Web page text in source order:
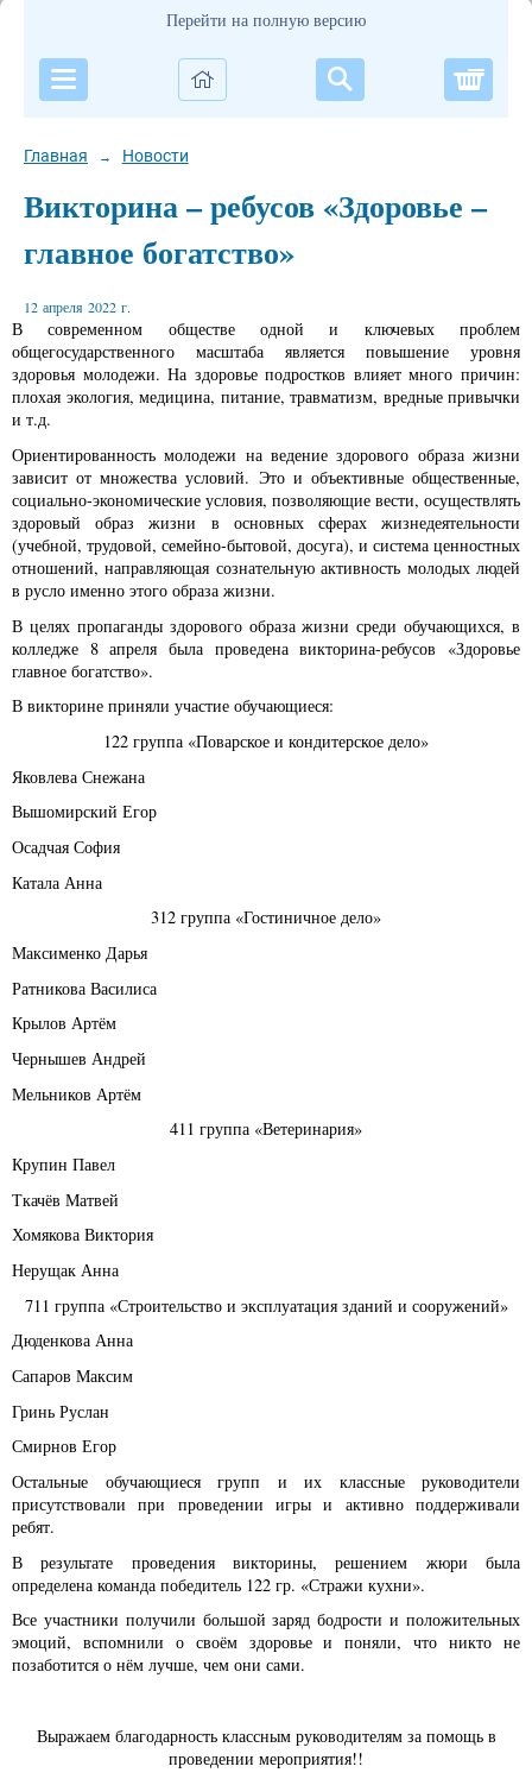
Перейти на полную версию
Главная → Новости
Викторина – ребусов «Здоровье –
главное богатство»
12 апреля 2022 г.
В современном обществе одной и ключевых проблем
общегосударственного масштаба является повышение уровня
здоровья молодежи. На здоровье подростков влияет много причин:
плохая экология, медицина, питание, травматизм, вредные привычки
и т.д.
Ориентированность молодежи на ведение здорового образа жизни
зависит от множества условий. Это и объективные общественные,
социально-экономические условия, позволяющие вести, осуществлять
здоровый образ жизни в основных сферах жизнедеятельности
(учебной, трудовой, семейно-бытовой, досуга), и система ценностных
отношений, направляющая сознательную активность молодых людей
в русло именно этого образа жизни.
В целях пропаганды здорового образа жизни среди обучающихся, в
колледже 8 апреля была проведена викторина-ребусов «Здоровье
главное богатство».
В викторине приняли участие обучающиеся:
122 группа «Поварское и кондитерское дело»
Яковлева Снежана
Вышомирский Егор
Осадчая София
Катала Анна
312 группа «Гостиничное дело»
Максименко Дарья
Ратникова Василиса
Крылов Артём
Чернышев Андрей
Мельников Артём
411 группа «Ветеринария»
Крупин Павел
Ткачёв Матвей
Хомякова Виктория
Нерущак Анна
711 группа «Строительство и эксплуатация зданий и сооружений»
Дюденкова Анна
Сапаров Максим
Гринь Руслан
Смирнов Егор
Остальные обучающиеся групп и их классные руководители
присутствовали при проведении игры и активно поддерживали
ребят.
В результате проведения викторины, решением жюри была
определена команда победитель 122 гр. «Стражи кухни».
Все участники получили большой заряд бодрости и положительных
эмоций, вспомнили о своём здоровье и поняли, что никто не
позаботится о нём лучше, чем они сами.
Выражаем благодарность классным руководителям за помощь в
проведении мероприятия!!